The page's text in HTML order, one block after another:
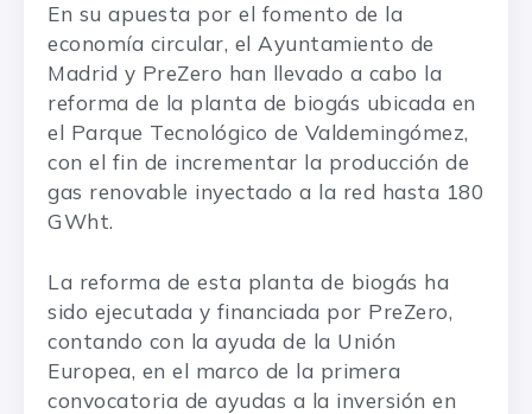
En su apuesta por el fomento de la
economía circular, el Ayuntamiento de
Madrid y PreZero han llevado a cabo la
reforma de la planta de biogás ubicada en
el Parque Tecnológico de Valdemingómez,
con el fin de incrementar la producción de
gas renovable inyectado a la red hasta 180
GWht.
La reforma de esta planta de biogás ha
sido ejecutada y financiada por PreZero,
contando con la ayuda de la Unión
Europea, en el marco de la primera
convocatoria de ayudas a la inversión en